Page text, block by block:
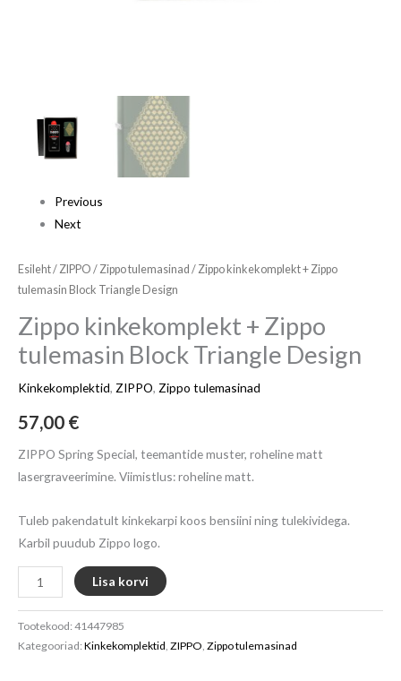
Previous
Next
Esileht/ZIPPO /Zippo tulemasinad / Zippo kinkekomplekt + Zippo
tulemasin Block Triangle Design
Zippo kinkekomplekt + Zippo
tulemasin Block Triangle Design
Kinkekomplektid, ZIPPO, Zippo tulemasinad
57,00 €
ZIPPO Spring Special, teemantide muster, roheline matt
lasergraveerimine. Viimistlus: roheline matt.
Tuleb pakendatult kinkekarpi koos bensiini ning tulekividega.
Karbil puudub Zippo logo.
Lisa korvi
Tootekood:41447985
Kategooriad:Kinkekomplektid ZIPPO Zippo tulemasinad